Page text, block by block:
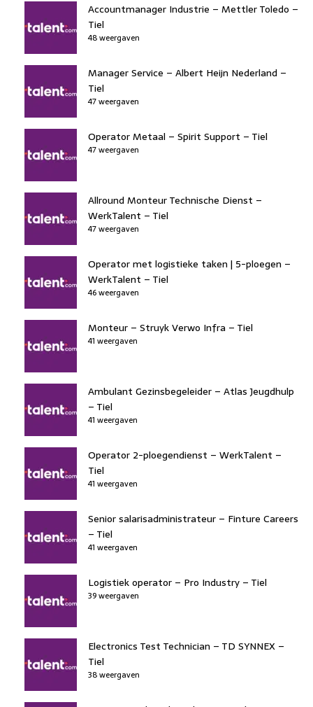
Accountmanager Industrie – Mettler Toledo –
Tiel
48 weergaven
Manager Service – Albert Heijn Nederland –
Tiel
47 weergaven
Operator Metaal – Spirit Support – Tiel
47 weergaven
Allround Monteur Technische Dienst –
WerkTalent – Tiel
47 weergaven
Operator met logistieke taken | 5-ploegen –
WerkTalent – Tiel
46 weergaven
Monteur – Struyk Verwo Infra – Tiel
41 weergaven
Ambulant Gezinsbegeleider – Atlas Jeugdhulp
– Tiel
41 weergaven
Operator 2-ploegendienst – WerkTalent –
Tiel
41 weergaven
Senior salarisadministrateur – Finture Careers
– Tiel
41 weergaven
Logistiek operator – Pro Industry – Tiel
39 weergaven
Electronics Test Technician – TD SYNNEX –
Tiel
38 weergaven